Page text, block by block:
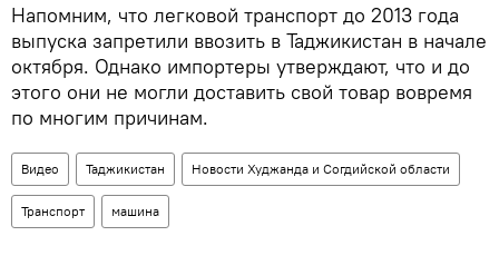
Напомним, что легковой транспорт до 2013 года
выпуска запретили ввозить в Таджикистан в начале
октября. Однако импортеры утверждают, что и до
этого они не могли доставить свой товар вовремя
по многим причинам.
Видео Таджикистан Новости Худжанда и Согдийской области
Транспорт машина